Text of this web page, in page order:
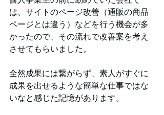
は、サイトのページ改善（通販の商品
ページとは違う）などを行う機会が多
かったので、その流れで改善案を考え
させてもらいました。
全然成果には繋がらず、素人がすぐに
成果を出せるような簡単な仕事ではな
いなと感じた記憶があります。